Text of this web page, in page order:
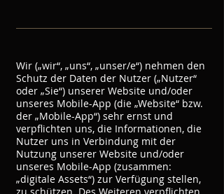
Wir („wir“, „uns“, „unser/e“) nehmen den
Schutz der Daten der Nutzer („Nutzer“
oder „Sie“) unserer Website und/oder
unseres Mobile-App (die „Website“ bzw.
der „Mobile-App“) sehr ernst und
verpflichten uns, die Informationen, die
Nutzer uns in Verbindung mit der
Nutzung unserer Website und/oder
unseres Mobile-App (zusammen:
„digitale Assets“) zur Verfügung stellen,